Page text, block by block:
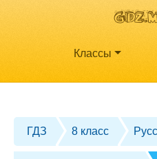
Классы
ГДЗ 8 класс